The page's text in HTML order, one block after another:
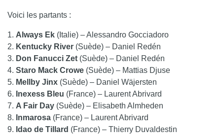
Voici les partants :
1. Always Ek (Italie) – Alessandro Gocciadoro
2. Kentucky River (Suède) – Daniel Redén
3. Don Fanucci Zet (Suède) – Daniel Redén
4. Staro Mack Crowe (Suède) – Mattias Djuse
5. Mellby Jinx (Suède) – Daniel Wäjersten
6. Inexess Bleu (France) – Laurent Abrivard
7. A Fair Day (Suède) – Elisabeth Almheden
8. Inmarosa (France) – Laurent Abrivard
9. Idao de Tillard (France) – Thierry Duvaldestin